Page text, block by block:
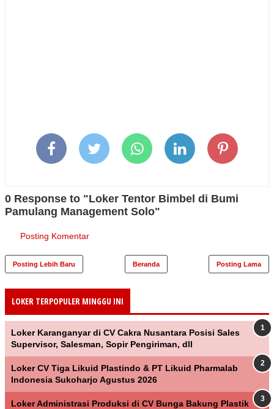
0 Response to "Loker Tentor Bimbel di Bumi
Pamulang Management Solo"
Posting Komentar
Posting Lebih Baru Posting Lama
Beranda
LOKER TERPOPULER MINGGU INI
Loker Karanganyar di CV Cakra Nusantara Posisi Sales
Supervisor, Salesman, Sopir Pengiriman, dll
Loker CV Tiga Likuid Plastindo & PT Likuid Pharmalab
Indonesia Sukoharjo Agustus 2026
Loker Administrasi Produksi di CV Bunga Bakung Plastik